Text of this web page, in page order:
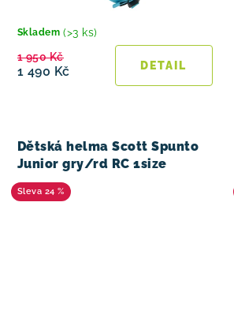
Skladem (>3 ks)
1 490 Kč
1 950 Kč
Dětská helma Scott Spunto
Junior gry/rd RC 1size
24 %